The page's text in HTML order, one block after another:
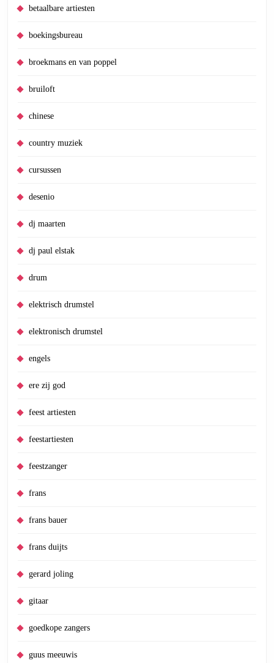
betaalbare artiesten
boekingsbureau
broekmans en van poppel
bruiloft
chinese
country muziek
cursussen
desenio
dj maarten
dj paul elstak
drum
elektrisch drumstel
elektronisch drumstel
engels
ere zij god
feest artiesten
feestartiesten
feestzanger
frans
frans bauer
frans duijts
gerard joling
gitaar
goedkope zangers
guus meeuwis